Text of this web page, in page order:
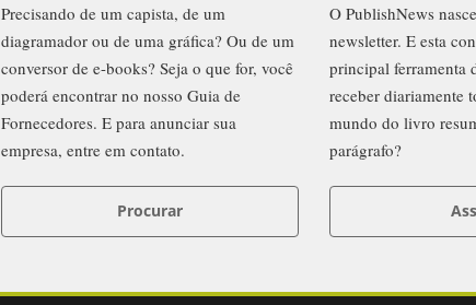
Precisando de um capista, de um
diagramador ou de uma gráfica? Ou de um
conversor de e-books? Seja o que for, você
poderá encontrar no nosso Guia de
Fornecedores. E para anunciar sua
empresa, entre em contato.
Procurar
O PublishNews
newsletter. E esta
principal ferramenta
receber diariamente
mundo do livro
parágrafo?